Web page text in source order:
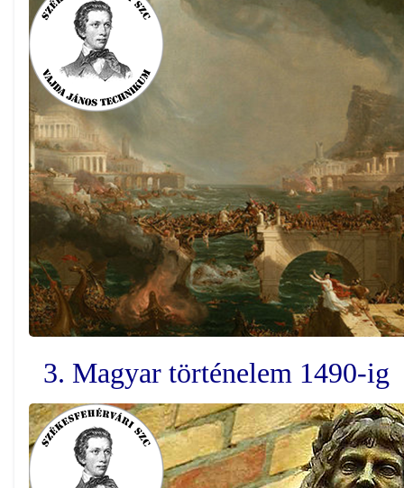
3. Magyar történelem 1490-ig